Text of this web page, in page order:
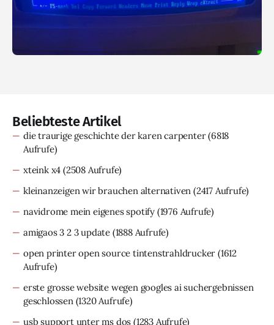
Beliebteste Artikel
die traurige geschichte der karen carpenter(6818
Aufrufe)
xteink x4 (2508 Aufrufe)
kleinanzeigen wir brauchen alternativen (2417 Aufrufe)
navidrome mein eigenes spotify (1976 Aufrufe)
amigaos 3 2 3 update (1888 Aufrufe)
open printer open source tintenstrahldrucker (1612
Aufrufe)
erste grosse website wegen googles ai suchergebnissen
geschlossen(1320 Aufrufe)
usb support unter ms dos (1283 Aufrufe)